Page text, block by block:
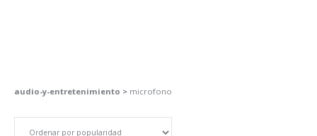
audio-y-entretenimiento > microfono